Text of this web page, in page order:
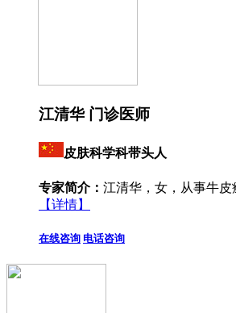
江清华 门诊医师
皮肤科学科带头人
专家简介： 江清华，女，从事牛
【详情】
在线咨询 电话咨询